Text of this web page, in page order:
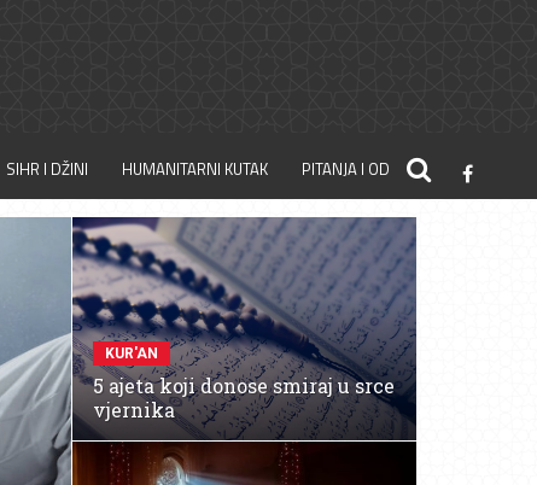
SIHR I DŽINI HUMANITARNI KUTAK PITANJA I ODGOVORI
KUR'AN
5 ajeta koji donose smiraj u srce
vjernika